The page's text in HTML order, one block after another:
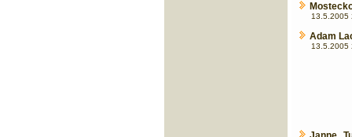
13.5.2005
Adam
13.5.2005